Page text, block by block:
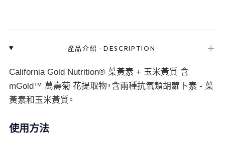
產品介紹 ·DESCRIPTION ＋
California Gold Nutrition® 葉黃素 + 玉米黃質 含
mGold™ 萬壽菊 花提取物，含兩種抗氧類胡蘿卜素 - 葉
黃素和玉米黃質。
使用方法